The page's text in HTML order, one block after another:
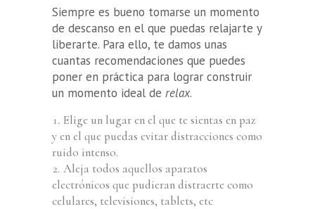
Siempre es bueno tomarse un momento
de descanso en el que puedas relajarte y
liberarte. Para ello, te damos unas
cuantas recomendaciones que puedes
poner en práctica para lograr construir
un momento ideal de relax.
Elige un lugar en el que te sientas en paz
y en el que puedas evitar distracciones como
ruido intenso.
Aleja todos aquellos aparatos
electrónicos que pudieran distraerte como
celulares, televisiones, tablets, etc